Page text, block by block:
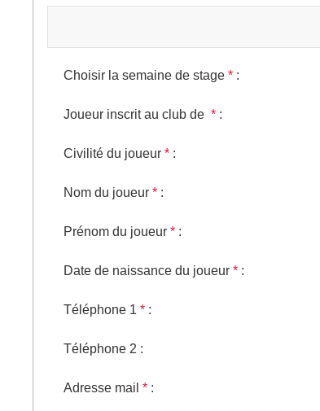
Choisir la semaine de stage * :
Joueur inscrit au club de * :
Civilité du joueur * :
Nom du joueur * :
Prénom du joueur * :
Date de naissance du joueur * :
Téléphone 1 * :
Téléphone 2 :
Adresse mail * :